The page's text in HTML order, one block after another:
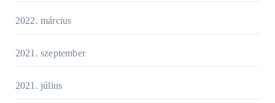
2022. március
2021. szeptember
2021. július